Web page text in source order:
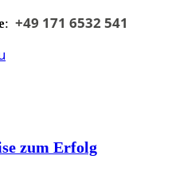
: +49 171 6532 541
zum Erfolg